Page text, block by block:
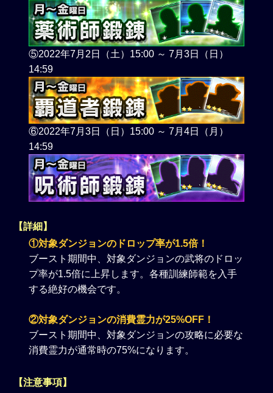
⑤2022年7月2日（土）15:00 ～ 7月3日（日）
14:59
⑥2022年7月3日（日）15:00 ～ 7月4日（月）
14:59
【詳細】
①対象ダンジョンのドロップ率が1.5倍！
ブースト期間中、対象ダンジョンの武将のドロッ
プ率が1.5倍に上昇します。各種訓練師範を入手
する絶好の機会です。
②対象ダンジョンの消費霊力が25%OFF！
ブースト期間中、対象ダンジョンの攻略に必要な
消費霊力が通常時の75%になります。
【注意事項】